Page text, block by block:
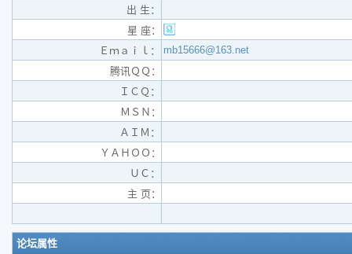
出 生：
星 座：
Ｅｍａｉｌ：
mb15666@163.net
腾讯ＱＱ：
ＩＣＱ：
ＭＳＮ：
ＡＩＭ：
ＹＡＨＯＯ：
ＵＣ：
主 页：
论坛属性